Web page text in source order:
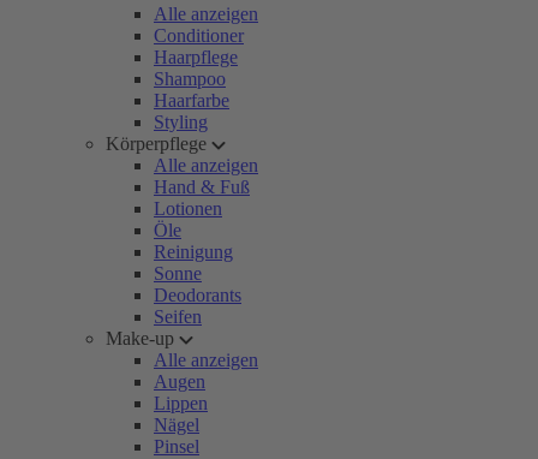
Alle anzeigen
Conditioner
Haarpflege
Shampoo
Haarfarbe
Styling
Körperpflege
Alle anzeigen
Hand & Fuß
Lotionen
Öle
Reinigung
Sonne
Deodorants
Seifen
Make-up
Alle anzeigen
Augen
Lippen
Nägel
Pinsel